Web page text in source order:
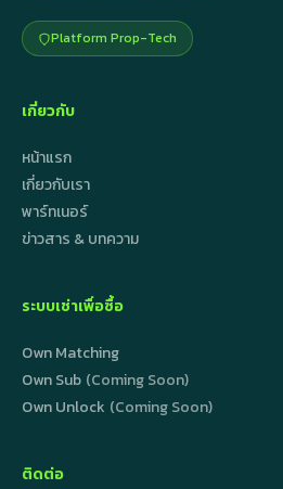
Platform Prop-Tech
เกี่ยวกับ
หน้าแรก
เกี่ยวกับเรา
พาร์ทเนอร์
ข่าวสาร & บทความ
ระบบเช่าเพื่อซื้อ
Own Matching
Own Sub (Coming Soon)
Own Unlock (Coming Soon)
ติดต่อ